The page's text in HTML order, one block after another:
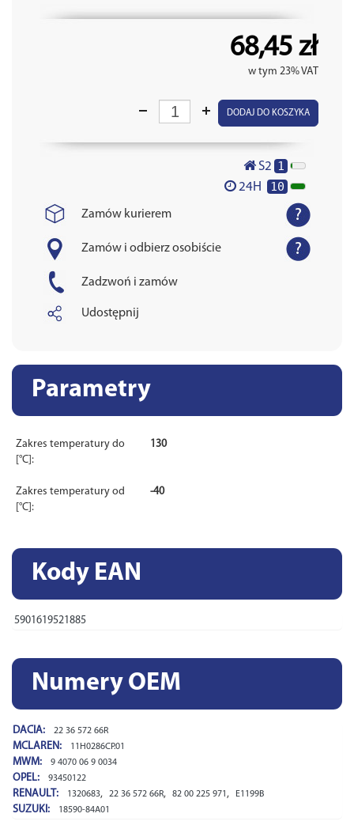
68,45 zł
w tym 23% VAT
DODAJ DO KOSZYKA
S2 1
24H 10
Zamów kurierem
Zamów i odbierz osobiście
Zadzwoń i zamów
Udostępnij
Parametry
Zakres temperatury do
[°C]:
130
Zakres temperatury od
[°C]:
-40
Kody EAN
5901619521885
Numery OEM
DACIA: 22 36 572 66R
MCLAREN: 11H0286CP.01
MWM: 9 4070 06 9 0034
OPEL: 93450122
RENAULT: 1320683, 22 36 572 66R, 82 00 225 971 , E1199B
SUZUKI: 18590-84A01